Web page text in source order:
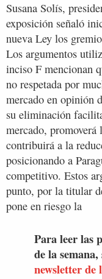
Susana Solís,
exposición señaló
nueva Ley los
Los argumentos
inciso F mencionan
no respetada por
mercado en opinión
su eliminación
mercado, promoverá
contribuirá a la
posicionando a
competitivo. Estos
punto, por la titular
pone en riesgo la
Para leer las
de la
newsletter de